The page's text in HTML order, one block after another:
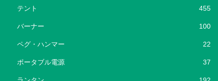
テント 455
バーナー 100
ペグ・ハンマー 22
ポータブル電源 37